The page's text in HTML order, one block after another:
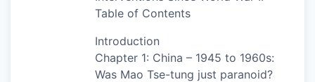
Table of Contents
Introduction
Chapter 1: China – 1945 to 1960s:
Was Mao Tse-tung just paranoid?